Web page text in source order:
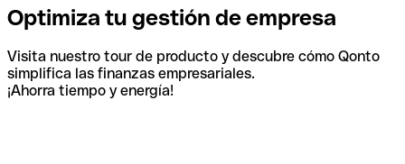
Optimiza tu gestión de empresa
Visita nuestro tour de producto y descubre cómo Qonto
simplifica las finanzas empresariales.
¡Ahorra tiempo y energía!